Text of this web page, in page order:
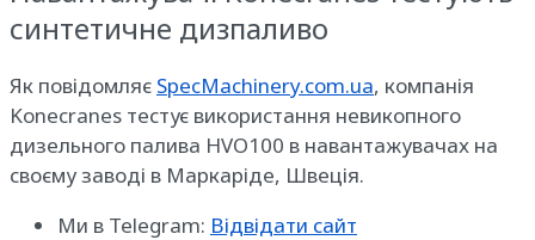
синтетичне дизпаливо
Як повідомляє SpecMachinery.com.ua, компанія
Konecranes тестує використання невикопного
дизельного палива HVO100 в навантажувачах на
своєму заводі в Маркаріде, Швеція.
Ми в Telegram: Відвідати сайт